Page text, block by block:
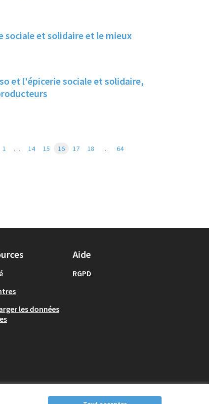
sociale et solidaire et le mieux
et l'épicerie sociale et solidaire,
1 … 14 15 16 17 18 …
64
les données
Aide
RGPD